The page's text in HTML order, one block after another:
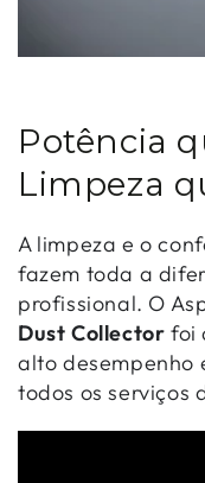
Potência
Limpeza
A limpeza e o
fazem toda a
profissional. O
Dust Collector foi
alto desempenho
todos os serviços